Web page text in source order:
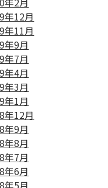
年12月
年11月
年9月
年7月
年4月
年3月
年1月
年12月
年9月
年8月
年7月
年6月
年5月